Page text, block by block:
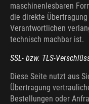
maschinenlesbaren
die direkte
Verantwortlichen
technisch machbar ist.
SSL- bzw. TLS-
Diese Seite nutzt aus
Übertragung
Bestellungen oder